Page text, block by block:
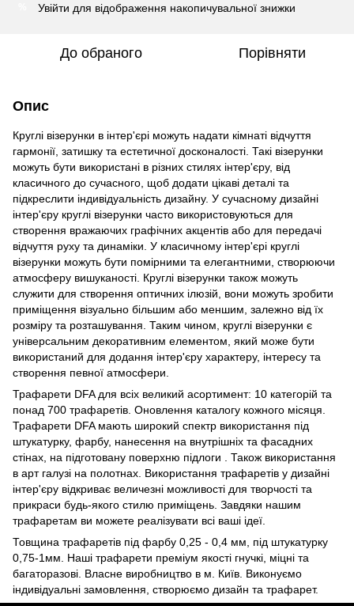
Увійти для відображення накопичувальної знижки
До обраного Порівняти
Опис
Круглі візерунки в інтер'єрі можуть надати кімнаті відчуття
гармонії, затишку та естетичної досконалості. Такі візерунки
можуть бути використані в різних стилях інтер'єру, від
класичного до сучасного, щоб додати цікаві деталі та
підкреслити індивідуальність дизайну. У сучасному дизайні
інтер'єру круглі візерунки часто використовуються для
створення вражаючих графічних акцентів або для передачі
відчуття руху та динаміки. У класичному інтер'єрі круглі
візерунки можуть бути помірними та елегантними, створюючи
атмосферу вишуканості. Круглі візерунки також можуть
служити для створення оптичних ілюзій, вони можуть зробити
приміщення візуально більшим або меншим, залежно від їх
розміру та розташування. Таким чином, круглі візерунки є
універсальним декоративним елементом, який може бути
використаний для додання інтер'єру характеру, інтересу та
створення певної атмосфери.
Трафарети DFA для всіх великий асортимент: 10 категорій та
понад 700 трафаретів. Оновлення каталогу кожного місяця.
Трафарети DFA мають широкий спектр використання під
штукатурку, фарбу, нанесення на внутрішніх та фасадних
стінах, на підготовану поверхню підлоги . Також використання
в арт галузі на полотнах. Використання трафаретів у дизайні
інтер'єру відкриває величезні можливості для творчості та
прикраси будь-якого стилю приміщень. Завдяки нашим
трафаретам ви можете реалізувати всі ваші ідеї.
Товщина трафаретів під фарбу 0,25 - 0,4 мм, під штукатурку
0,75-1мм. Наші трафарети преміум якості гнучкі, міцні та
багаторазові. Власне виробництво в м. Київ. Виконуємо
індивідуальні замовлення, створюємо дизайн та трафарет.